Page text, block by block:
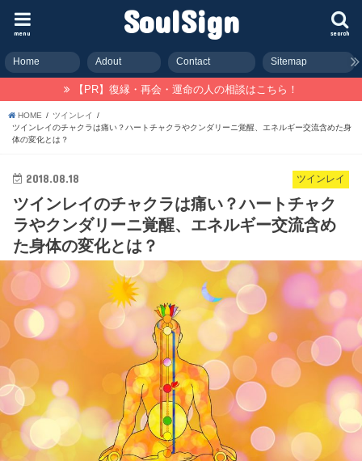
SoulSign search
menu
Home Adout Contact Sitemap
【PR】復縁・再会・運命の人の相談はこちら！
HOME
ツインレイ
ツインレイのチャクラは痛い？ハートチャクラやクンダリーニ覚醒、エネルギー交流含めた身
体の変化とは？
ツインレイ
2018.08.18
ツインレイのチャクラは痛い？ハートチャク
ラやクンダリーニ覚醒、エネルギー交流含め
た身体の変化とは？